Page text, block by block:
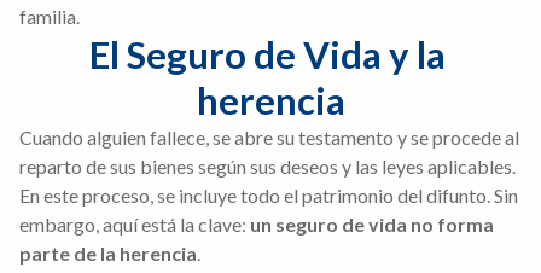
familia.
El Seguro de Vida y la
herencia
Cuando alguien fallece, se abre su testamento y se procede al
reparto de sus bienes según sus deseos y las leyes aplicables.
En este proceso, se incluye todo el patrimonio del difunto. Sin
embargo, aquí está la clave: un seguro de vida no forma
parte de la herencia.